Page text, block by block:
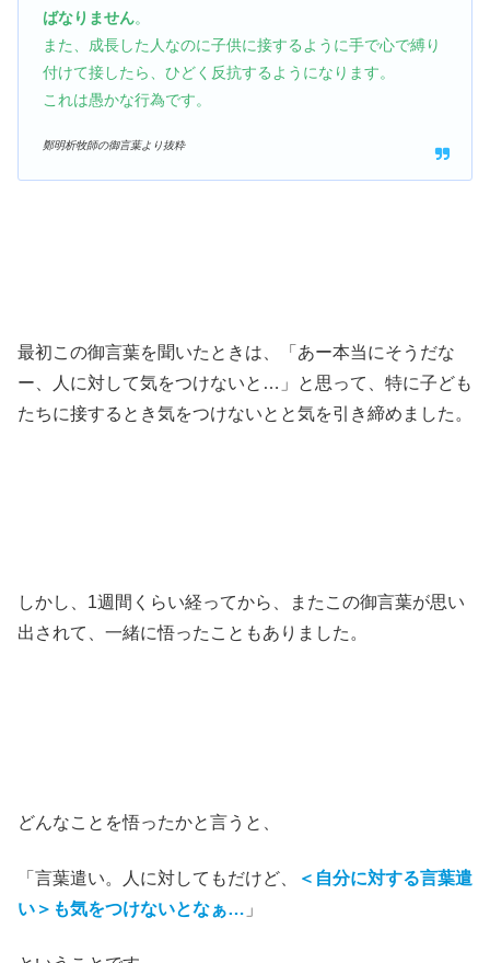
ばなりません。
また、成長した人なのに子供に接するように手で心で縛り
付けて接したら、ひどく反抗するようになります。
これは愚かな行為です。
鄭明析牧師の御言葉より抜粋
最初この御言葉を聞いたときは、「あー本当にそうだな
ー、人に対して気をつけないと…」と思って、特に子ども
たちに接するとき気をつけないとと気を引き締めました。
しかし、1週間くらい経ってから、またこの御言葉が思い
出されて、一緒に悟ったこともありました。
どんなことを悟ったかと言うと、
「言葉遣い。人に対してもだけど、
＜自分に対する言葉遣
い＞も気をつけないとなぁ… 」